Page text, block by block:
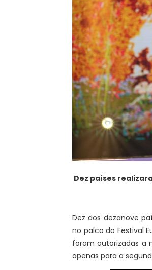
Dez países
Dez dos dezanove
no palco do Festival
foram autorizadas a
apenas para a